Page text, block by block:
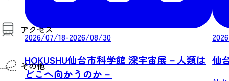
観光案内
お役立ち情報
観光アプリ
アクセス
仙台までの経路検索
市内の交通情報
お得なチケット
その他
2026/07/18-2026/08/30
HOKUSHU仙台市科学館 深宇宙展－人類は
どこへ向かうのか－
仙